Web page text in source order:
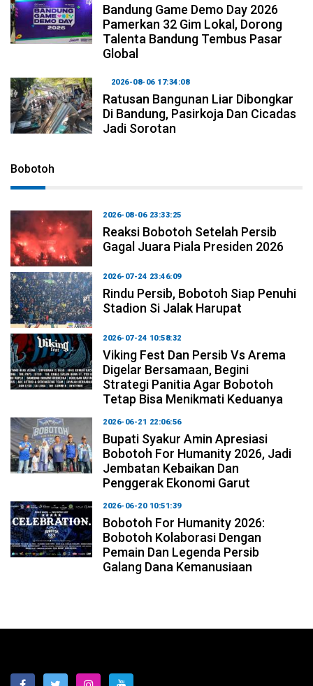
Bandung Game Demo Day 2026
Pamerkan 32 Gim Lokal, Dorong
Talenta Bandung Tembus Pasar
Global
2026-08-06 17:34:08
Ratusan Bangunan Liar Dibongkar
Di Bandung, Pasirkoja Dan Cicadas
Jadi Sorotan
Bobotoh
2026-08-06 23:33:25
Reaksi Bobotoh Setelah Persib
Gagal Juara Piala Presiden 2026
2026-07-24 23:46:09
Rindu Persib, Bobotoh Siap Penuhi
Stadion Si Jalak Harupat
2026-07-24 10:58:32
Viking Fest Dan Persib Vs Arema
Digelar Bersamaan, Begini
Strategi Panitia Agar Bobotoh
Tetap Bisa Menikmati Keduanya
2026-06-21 22:06:56
Bupati Syakur Amin Apresiasi
Bobotoh For Humanity 2026, Jadi
Jembatan Kebaikan Dan
Penggerak Ekonomi Garut
2026-06-20 10:51:39
Bobotoh For Humanity 2026:
Bobotoh Kolaborasi Dengan
Pemain Dan Legenda Persib
Galang Dana Kemanusiaan